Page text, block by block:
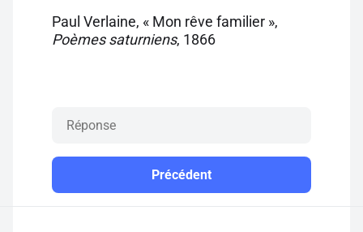
Paul Verlaine, « Mon rêve familier »,
Poèmes saturniens, 1866
Précédent